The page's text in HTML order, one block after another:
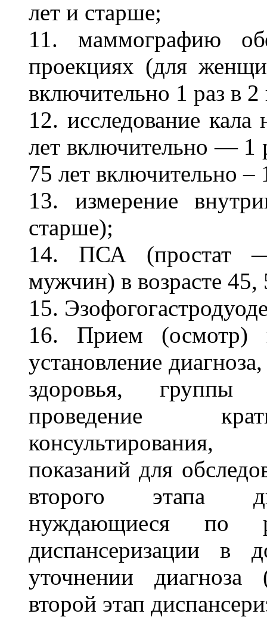
лет и старше;
11. маммографию
проекциях (для
включительно 1 раз в 2
12. исследование
лет включительно — 1
75 лет включительно –
13. измерение
старше);
14. ПСА (простат —
мужчин) в возрасте 45,
15.
16. Прием (осмотр)
установление
здоровья, группы
проведение
показаний для
второго этапа
нуждающиеся по
диспансеризации в
уточнении диагноза
второй этап